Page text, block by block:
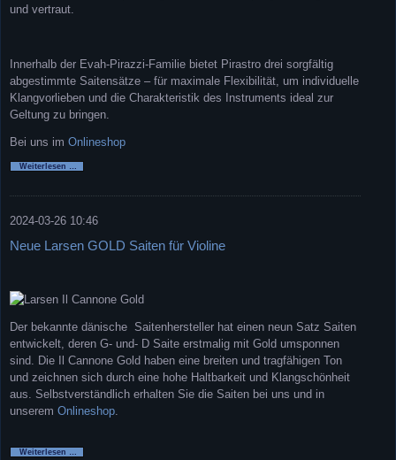
und vertraut.
Innerhalb der Evah-Pirazzi-Familie bietet Pirastro drei sorgfältig
abgestimmte Saitensätze – für maximale Flexibilität, um individuelle
Klangvorlieben und die Charakteristik des Instruments ideal zur
Geltung zu bringen.
Bei uns im Onlineshop
Weiterlesen …
2024-03-26 10:46
Neue Larsen GOLD Saiten für Violine
Der bekannte dänische Saitenhersteller hat einen neun Satz Saiten
entwickelt, deren G- und- D Saite erstmalig mit Gold umsponnen
sind. Die Il Cannone Gold haben eine breiten und tragfähigen Ton
und zeichnen sich durch eine hohe Haltbarkeit und Klangschönheit
aus. Selbstverständlich erhalten Sie die Saiten bei uns und in
unserem Onlineshop.
Weiterlesen …